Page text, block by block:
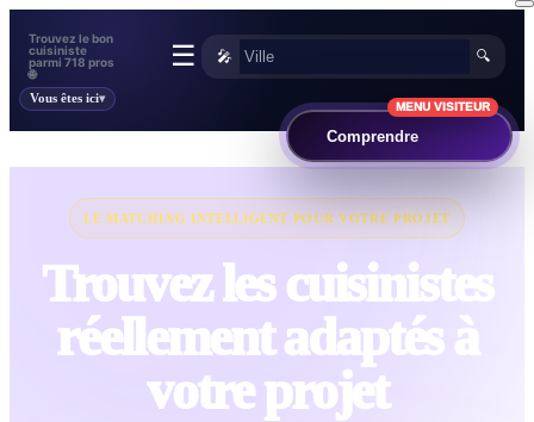
Trouvez le bon
cuisiniste
parmi 718 pros
🌐
🎤 🔍
☰
Vous êtes ici
LE MATCHING INTELLIGENT POUR VOTRE PROJET
Trouvez les cuisinistes
réellement adaptés à
votre projet
MENU VISITEUR
Comprendre